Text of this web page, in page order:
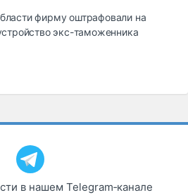
фирму оштрафовали на
экс-таможенника
в нашем Telegram‑канале